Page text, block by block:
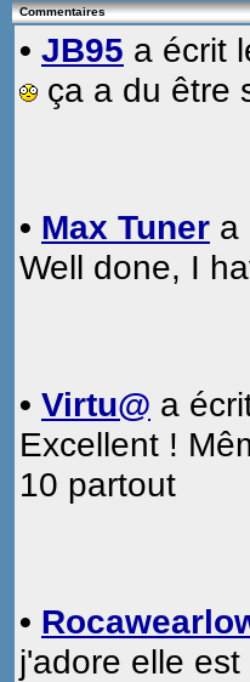
Commentaires
• JB95 a écrit
ça a du être
• Max Tuner a
Well done, I
• Virtu@ a
Excellent !
10 partout
•
j'adore elle